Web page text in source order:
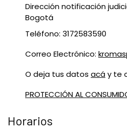
Dirección notificación
Bogotá
Teléfono: 3172583590
Correo Electrónico:
O deja tus datos acáy te
PROTECCIÓN AL
Horarios